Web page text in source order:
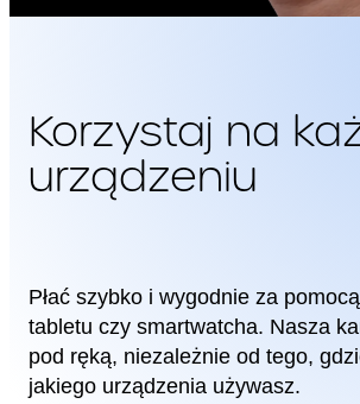
może
niż w
publikacji
takiej
Składasz jeden
wniosek
Bez konieczności składania
razem – przyznany limit działa
opcją przedłużenia, bez
formalności.